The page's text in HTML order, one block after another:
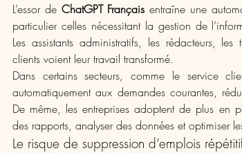
L’essor de ChatGPT Français entraîne une
particulier celles nécessitant la gestion de
Les assistants administratifs, les rédacteurs,
clients voient leur travail transformé.
Dans certains secteurs, comme le service
automatiquement aux demandes courantes,
De même, les entreprises adoptent de plus en
des rapports, analyser des données et optimiser
Le risque de suppression d’emplois